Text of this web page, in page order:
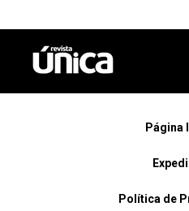
Página
Política de